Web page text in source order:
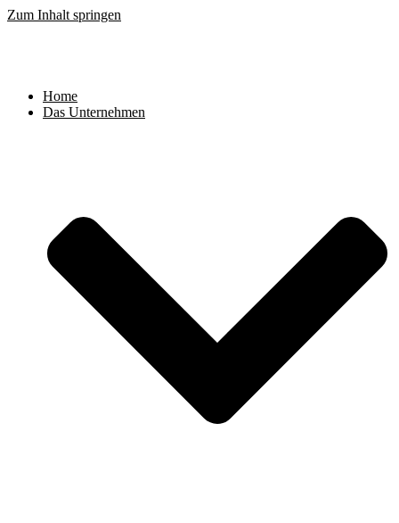
Zum Inhalt springen
Home
Das Unternehmen